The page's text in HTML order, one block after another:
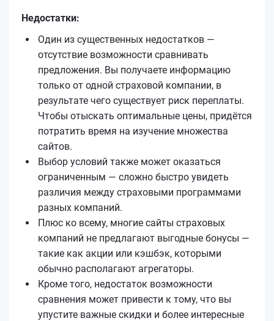
Недостатки:
Один из существенных недостатков —
отсутствие возможности сравнивать
предложения. Вы получаете информацию
только от одной страховой компании, в
результате чего существует риск переплаты.
Чтобы отыскать оптимальные цены, придётся
потратить время на изучение множества
сайтов.
Выбор условий также может оказаться
ограниченным — сложно быстро увидеть
различия между страховыми программами
разных компаний.
Плюс ко всему, многие сайты страховых
компаний не предлагают выгодные бонусы —
такие как акции или кэшбэк, которыми
обычно располагают агрегаторы.
Кроме того, недостаток возможности
сравнения может привести к тому, что вы
упустите важные скидки и более интересные